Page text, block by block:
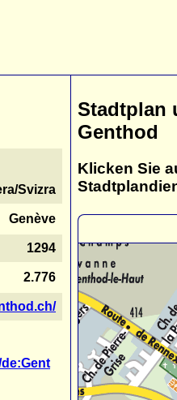
Svizra
Genève
1294
2.776
Stadtplan
Genthod
Klicken Sie